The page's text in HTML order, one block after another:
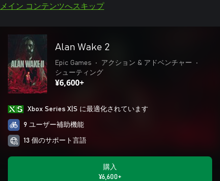
メイン コンテンツへスキップ
Alan Wake 2
Epic Games • アクション & アドベンチャー
•
シューティング
¥6,600+
Xbox Series X|S に最適化されています
9 ユーザー補助機能
13 個のサポート言語
購入
¥6,600+